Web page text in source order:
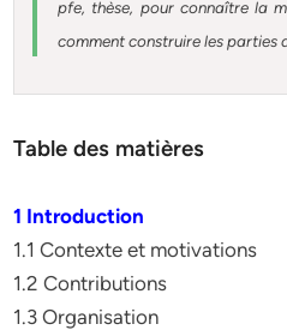
pfe, thèse, pour connaître la
comment construire les parties
Table des matières
1 Introduction
1.1 Contexte et motivations
1.2 Contributions
1.3 Organisation